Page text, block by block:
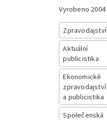
Vyrobeno 2004
Zpravodajství
Aktuální
publicistika
Ekonomické
zpravodajství
a publicistika
Společenská